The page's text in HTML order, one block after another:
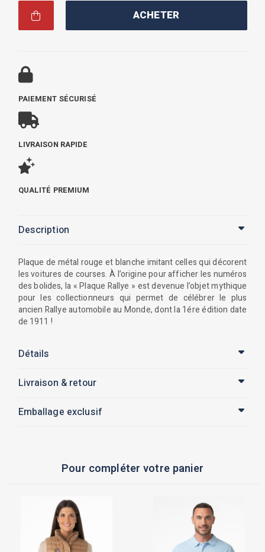
ACHETER
PAIEMENT SÉCURISÉ
LIVRAISON RAPIDE
QUALITÉ PREMIUM
Description
Plaque de métal rouge et blanche imitant celles qui décorent
les voitures de courses. À l’origine pour afficher les numéros
des bolides, la « Plaque Rallye » est devenue l’objet mythique
pour les collectionneurs qui permet de célébrer le plus
ancien Rallye automobile au Monde, dont la 1ére édition date
de 1911 !
Détails
Livraison & retour
Emballage exclusif
Pour compléter votre panier